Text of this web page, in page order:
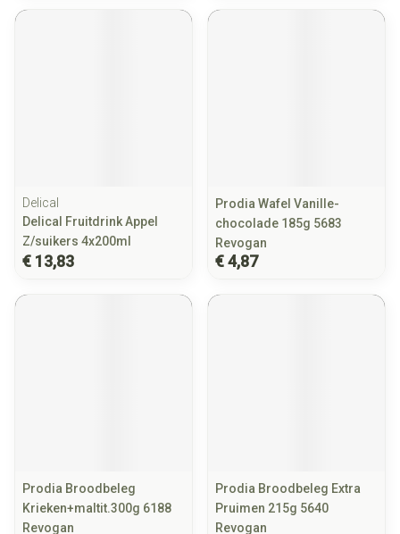
Delical
Delical Fruitdrink Appel
Z/suikers 4x200ml
€ 13,83
Prodia Wafel Vanille-
chocolade 185g 5683
Revogan
€ 4,87
Prodia Broodbeleg
Krieken+maltit.300g 6188
Revogan
Prodia Broodbeleg Extra
Pruimen 215g 5640
Revogan